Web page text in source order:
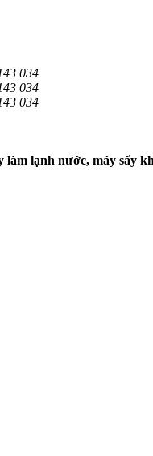
034
034
034
làm lạnh nước, máy sấy